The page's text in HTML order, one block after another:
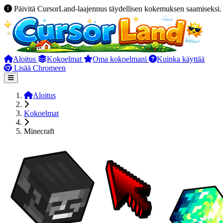
Päivitä CursorLand-laajennus täydellisen kokemuksen saamiseksi.
Aloitus Kokoelmat Oma kokoelmani
Kuinka käyttää
Lisää Chromeen
Aloitus
Kokoelmat
Minecraft